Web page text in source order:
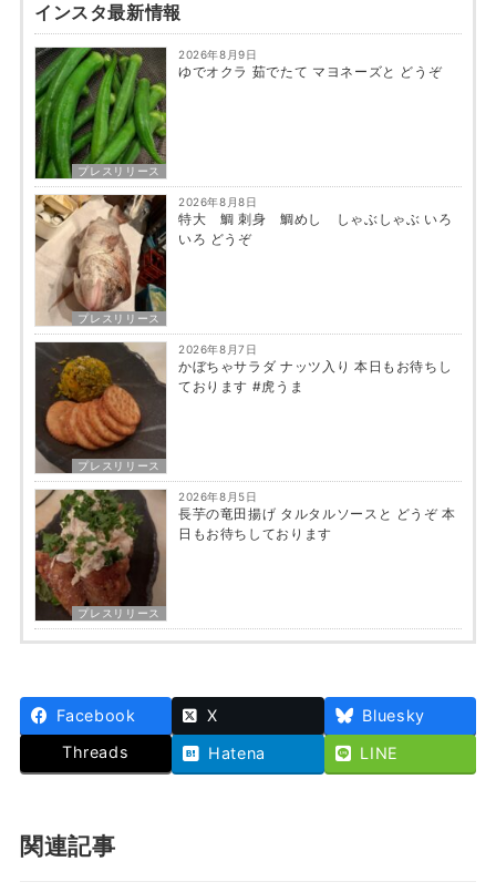
インスタ最新情報
プレスリリース
2026年8月9日
ゆでオクラ 茹でたて マヨネーズと どうぞ
プレスリリース
2026年8月8日
特大 鯛 刺身 鯛めし しゃぶしゃぶ いろ
いろ どうぞ
プレスリリース
2026年8月7日
かぼちゃサラダ ナッツ入り 本日もお待ちし
ております #虎うま
プレスリリース
2026年8月5日
長芋の竜田揚げ タルタルソースと どうぞ 本
日もお待ちしております
Facebook X
Bluesky
Threads
Hatena LINE
関連記事